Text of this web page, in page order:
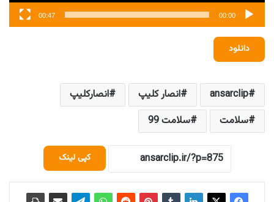
00:00
00:47
دانلود
ansarclip انصار کلیپ
انصارکلیپ
سلامت
سلامت 99
کپی لینک